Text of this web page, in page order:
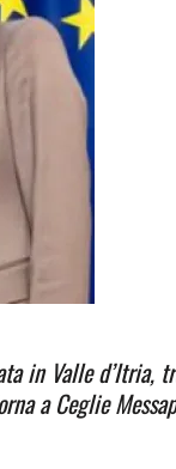
in Valle d’Itria,
a Ceglie